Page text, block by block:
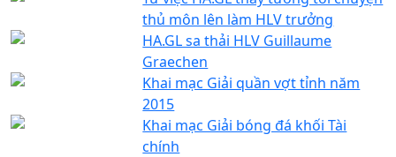
thủ môn lên làm HLV trưởng
HA.GL sa thải HLV Guillaume
Graechen
Khai mạc Giải quần vợt tỉnh năm
2015
Khai mạc Giải bóng đá khối Tài
chính